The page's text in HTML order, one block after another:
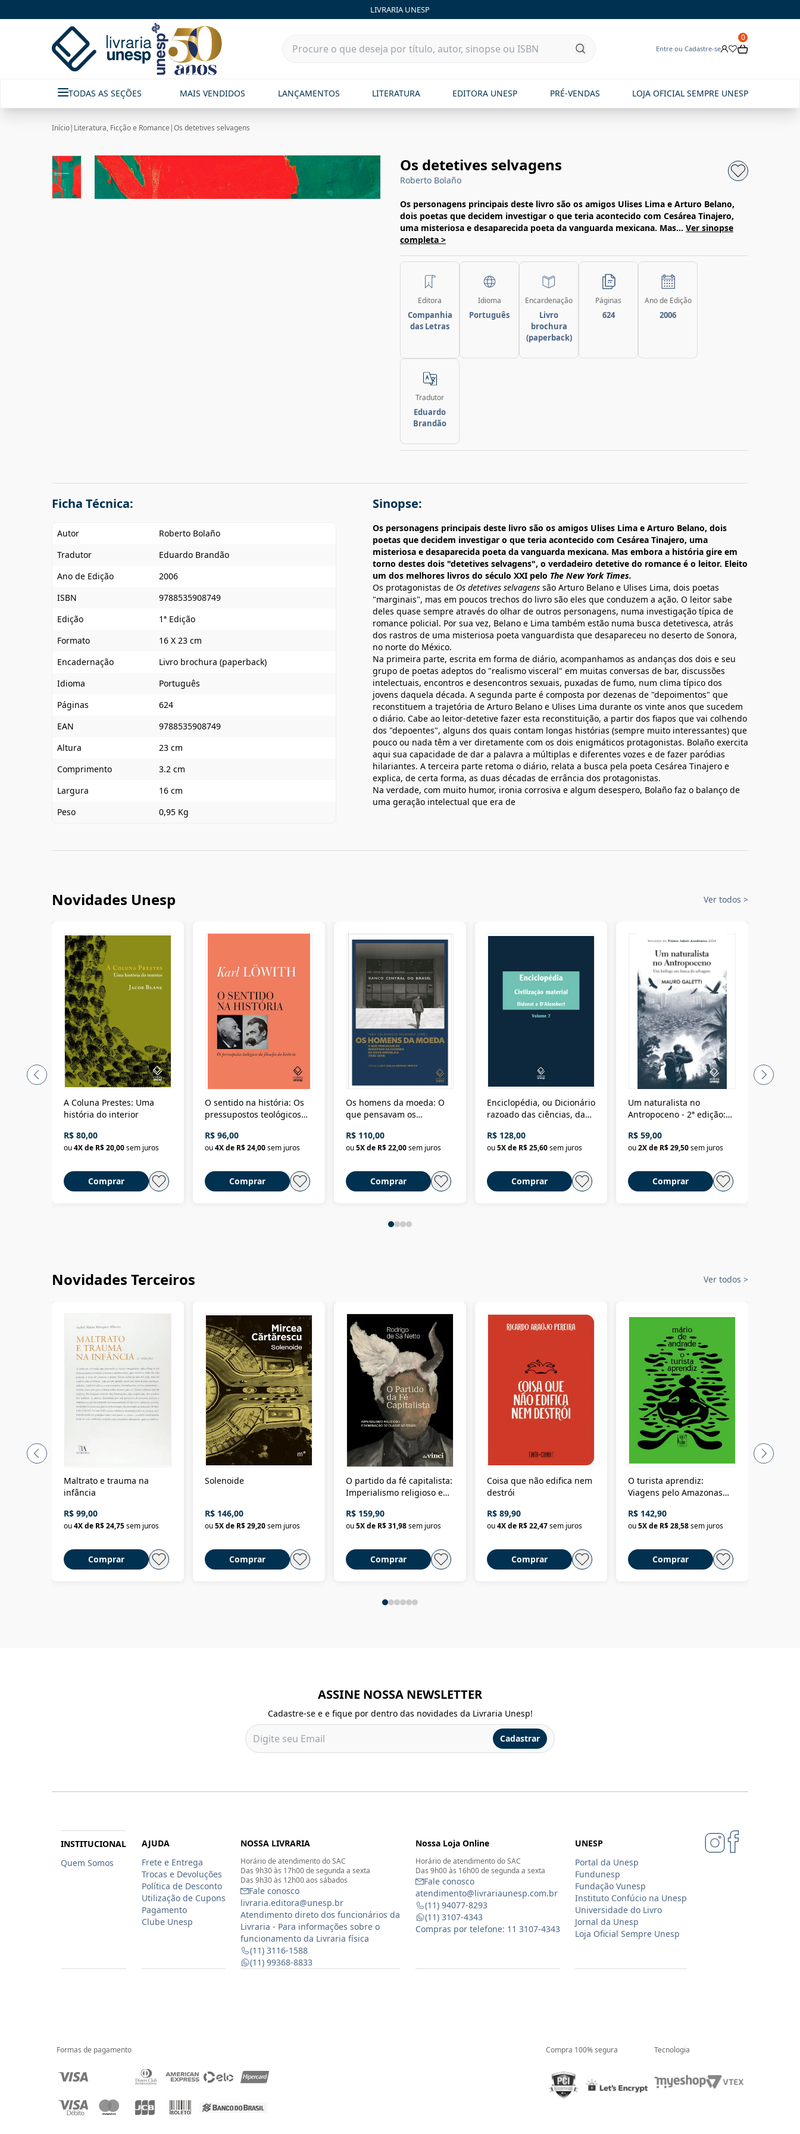
LIVRARIA UNESP
Entre ou Cadastre-se
0
TODAS AS SEÇÕES MAIS VENDIDOS LANÇAMENTOS LITERATURA EDITORA UNESP PRÉ-VENDAS LOJA OFICIAL SEMPRE UNESP
Início| Literatura, Ficção e Romance |Os detetives selvagens
Os detetives selvagens
Roberto Bolaño
Os personagens principais deste livro são os amigos Ulises Lima e Arturo Belano,
dois poetas que decidem investigar o que teria acontecido com Cesárea Tinajero,
uma misteriosa e desaparecida poeta da vanguarda mexicana. Mas... Ver sinopse
completa >
Editora
Companhia
das Letras
Idioma
Português
Encardenação
Livro
brochura
(paperback)
Páginas
624
Ano de Edição
2006
Tradutor
Eduardo
Brandão
Ficha Técnica:
Autor
Roberto Bolaño
Tradutor
Eduardo Brandão
Ano de Edição
2006
ISBN
9788535908749
Edição
1ª Edição
Formato
16 X 23 cm
Encadernação
Livro brochura (paperback)
Idioma
Português
Páginas
624
EAN
9788535908749
Altura
23 cm
Comprimento
3.2 cm
Largura
16 cm
Peso
0,95 Kg
Sinopse:
Os personagens principais deste livro são os amigos Ulises Lima e Arturo Belano, dois
poetas que decidem investigar o que teria acontecido com Cesárea Tinajero, uma
misteriosa e desaparecida poeta da vanguarda mexicana. Mas embora a história gire em
torno destes dois "detetives selvagens", o verdadeiro detetive do romance é o leitor. Eleito
um dos melhores livros do século XXI pelo The New York Times.
Os protagonistas de Os detetives selvagens são Arturo Belano e Ulises Lima, dois poetas
"marginais", mas em poucos trechos do livro são eles que conduzem a ação. O leitor sabe
deles quase sempre através do olhar de outros personagens, numa investigação típica de
romance policial. Por sua vez, Belano e Lima também estão numa busca detetivesca, atrás
dos rastros de uma misteriosa poeta vanguardista que desapareceu no deserto de Sonora,
no norte do México.
Na primeira parte, escrita em forma de diário, acompanhamos as andanças dos dois e seu
grupo de poetas adeptos do "realismo visceral" em muitas conversas de bar, discussões
intelectuais, encontros e desencontros sexuais, puxadas de fumo, num clima típico dos
jovens daquela década. A segunda parte é composta por dezenas de "depoimentos" que
reconstituem a trajetória de Arturo Belano e Ulises Lima durante os vinte anos que sucedem
o diário. Cabe ao leitor-detetive fazer esta reconstituição, a partir dos fiapos que vai colhendo
dos "depoentes", alguns dos quais contam longas histórias (sempre muito interessantes) que
pouco ou nada têm a ver diretamente com os dois enigmáticos protagonistas. Bolaño exercita
aqui sua capacidade de dar a palavra a múltiplas e diferentes vozes e de fazer paródias
hilariantes. A terceira parte retoma o diário, relata a busca pela poeta Cesárea Tinajero e
explica, de certa forma, as duas décadas de errância dos protagonistas.
Na verdade, com muito humor, ironia corrosiva e algum desespero, Bolaño faz o balanço de
uma geração intelectual que era de
Novidades Unesp Ver todos >
A Coluna Prestes: Uma
história do interior
R$ 80,00
ou4X de R$ 20,00sem juros
Comprar
O sentido na história: Os
pressupostos teológicos
R$ 96,00
ou4X de R$ 24,00sem juros
Comprar
Os homens da moeda: O
que pensavam os
Nova República (1985-
2018)
R$ 110,00
ou5X de R$ 22,00sem juros
Comprar
Enciclopédia, ou Dicionário
razoado das ciências, das
Civilização material
R$ 128,00
ou5X de R$ 25,60sem juros
Comprar
Um naturalista no
Antropoceno - 2ª edição:
selvagem
R$ 59,00
ou2X de R$ 29,50sem juros
Comprar
Novidades Terceiros Ver todos >
Maltrato e trauma na
infância
R$ 99,00
ou4X de R$ 24,75sem juros
Comprar
Solenoide
R$ 146,00
ou5X de R$ 29,20sem juros
Comprar
O partido da fé capitalista:
Imperialismo religioso e
Brasil
R$ 159,90
ou5X de R$ 31,98sem juros
Comprar
Coisa que não edifica nem
destrói
R$ 89,90
ou4X de R$ 22,47sem juros
Comprar
O turista aprendiz:
Viagens pelo Amazonas
até a Bolívia e por Marajó
até dizer chega
R$ 142,90
ou5X de R$ 28,58sem juros
Comprar
ASSINE NOSSA NEWSLETTER
Cadastre-se e e fique por dentro das novidades da Livraria Unesp!
Cadastrar
INSTITUCIONAL
Quem Somos
AJUDA
Frete e Entrega
Trocas e Devoluções
Política de Desconto
Utilização de Cupons
Pagamento
Clube Unesp
NOSSA LIVRARIA
Horário de atendimento do SAC
Das 9h30 às 17h00 de segunda a sexta
Das 9h30 às 12h00 aos sábados
Fale conosco
livraria.editora@unesp.br
Atendimento direto dos funcionários da
Livraria - Para informações sobre o
funcionamento da Livraria física
(11) 3116-1588
(11) 99368-8833
Nossa Loja Online
Horário de atendimento do SAC
Das 9h00 às 16h00 de segunda a sexta
Fale conosco
atendimento@livrariaunesp.com.br
(11) 94077-8293
(11) 3107-4343
Compras por telefone: 11 3107-4343
UNESP
Portal da Unesp
Fundunesp
Fundação Vunesp
Instituto Confúcio na Unesp
Universidade do Livro
Jornal da Unesp
Loja Oficial Sempre Unesp
Formas de pagamento Compra 100% segura Tecnologia